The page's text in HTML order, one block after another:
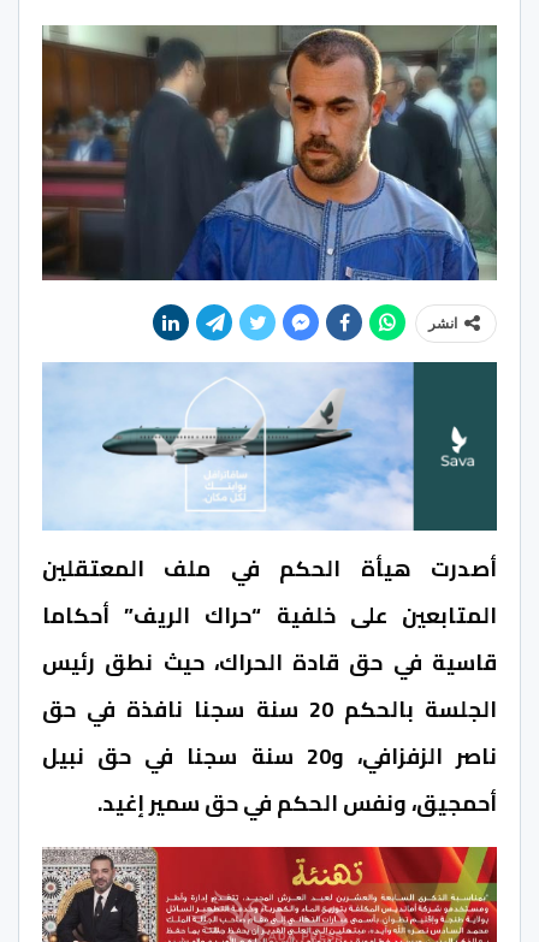
انشر
أصدرت هيأة الحكم في ملف المعتقلين
المتابعين على خلفية “حراك الريف” أحكاما
قاسية في حق قادة الحراك، حيث نطق رئيس
الجلسة بالحكم 20 سنة سجنا نافذة في حق
ناصر الزفزافي، و20 سنة سجنا في حق نبيل
أحمجيق، ونفس الحكم في حق سمير إغيد.